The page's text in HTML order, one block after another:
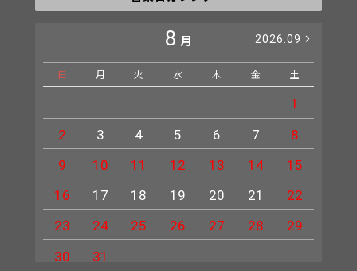
8 月 2026.09
日 月 火 水 木 金 土
1
2
3 4 5 6 7
8
9
10 11 12 13 14
15
16
17 18 19 20 21
22
23
24 25 26 27 28
29
30
31